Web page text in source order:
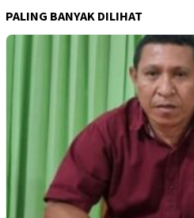
PALING BANYAK DILIHAT